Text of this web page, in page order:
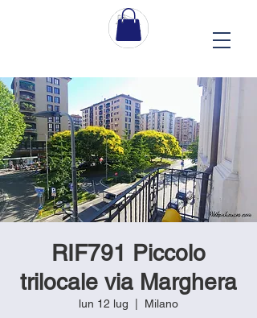
RIF791 Piccolo
trilocale via Marghera
lun 12 lug Milano